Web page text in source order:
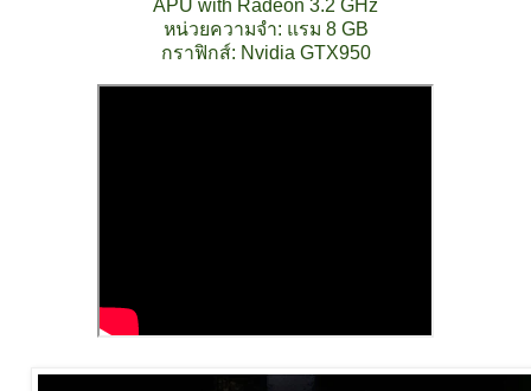
APU with Radeon 3.2 GHz
หน่วยความจำ: แรม 8 GB
กราฟิกส์: Nvidia GTX950